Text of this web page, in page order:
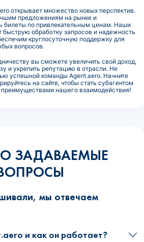
открывает множество новых перспектив.
предложениям на рынке и
билеты по привлекательным ценам. Наши
быструю обработку запросов и надежность
круглосуточную поддержку для
вопросов.
вы сможете увеличить свой доход,
и укрепить репутацию в отрасли. Не
успешной команды Agent.aero. Начните
на сайте, чтобы стать субагентом
преимуществами нашего взаимодействия!
ЗАДАВАЕМЫЕ
мы отвечаем
и как он работает?